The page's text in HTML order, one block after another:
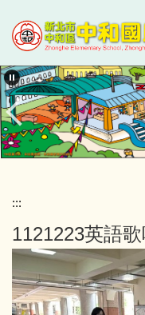
到
主
要
內
容
區
新
北
市
中
和
區
國
小
學
:::
1121223英語